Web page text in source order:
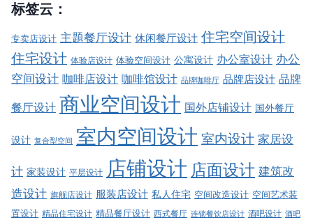
标签云：
专卖店设计 主题餐厅设计 休闲餐厅设计 住宅空间设计
住宅设计 体验店设计 体验空间设计 公寓设计 办公室设计 办公
空间设计 咖啡店设计 咖啡馆设计 品牌咖啡厅 品牌店设计 品牌
餐厅设计 商业空间设计 国外店铺设计 国外餐厅
设计 复合型空间 室内空间设计 室内设计 家居设
计 家装设计 平层设计 店铺设计 店面设计 建筑改
造设计 旗舰店设计 服装店设计 私人住宅 空间改造设计 空间艺术装
置设计 精品住宅设计 精品餐厅设计 西式餐厅 连锁餐饮店设计 酒吧设计 酒吧